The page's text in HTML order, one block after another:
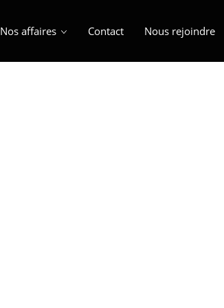
Nos affaires Contact Nous rejoindre